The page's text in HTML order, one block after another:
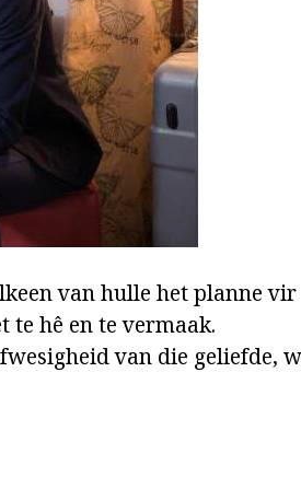
van hulle het planne vir
te hê en te vermaak.
van die geliefde,